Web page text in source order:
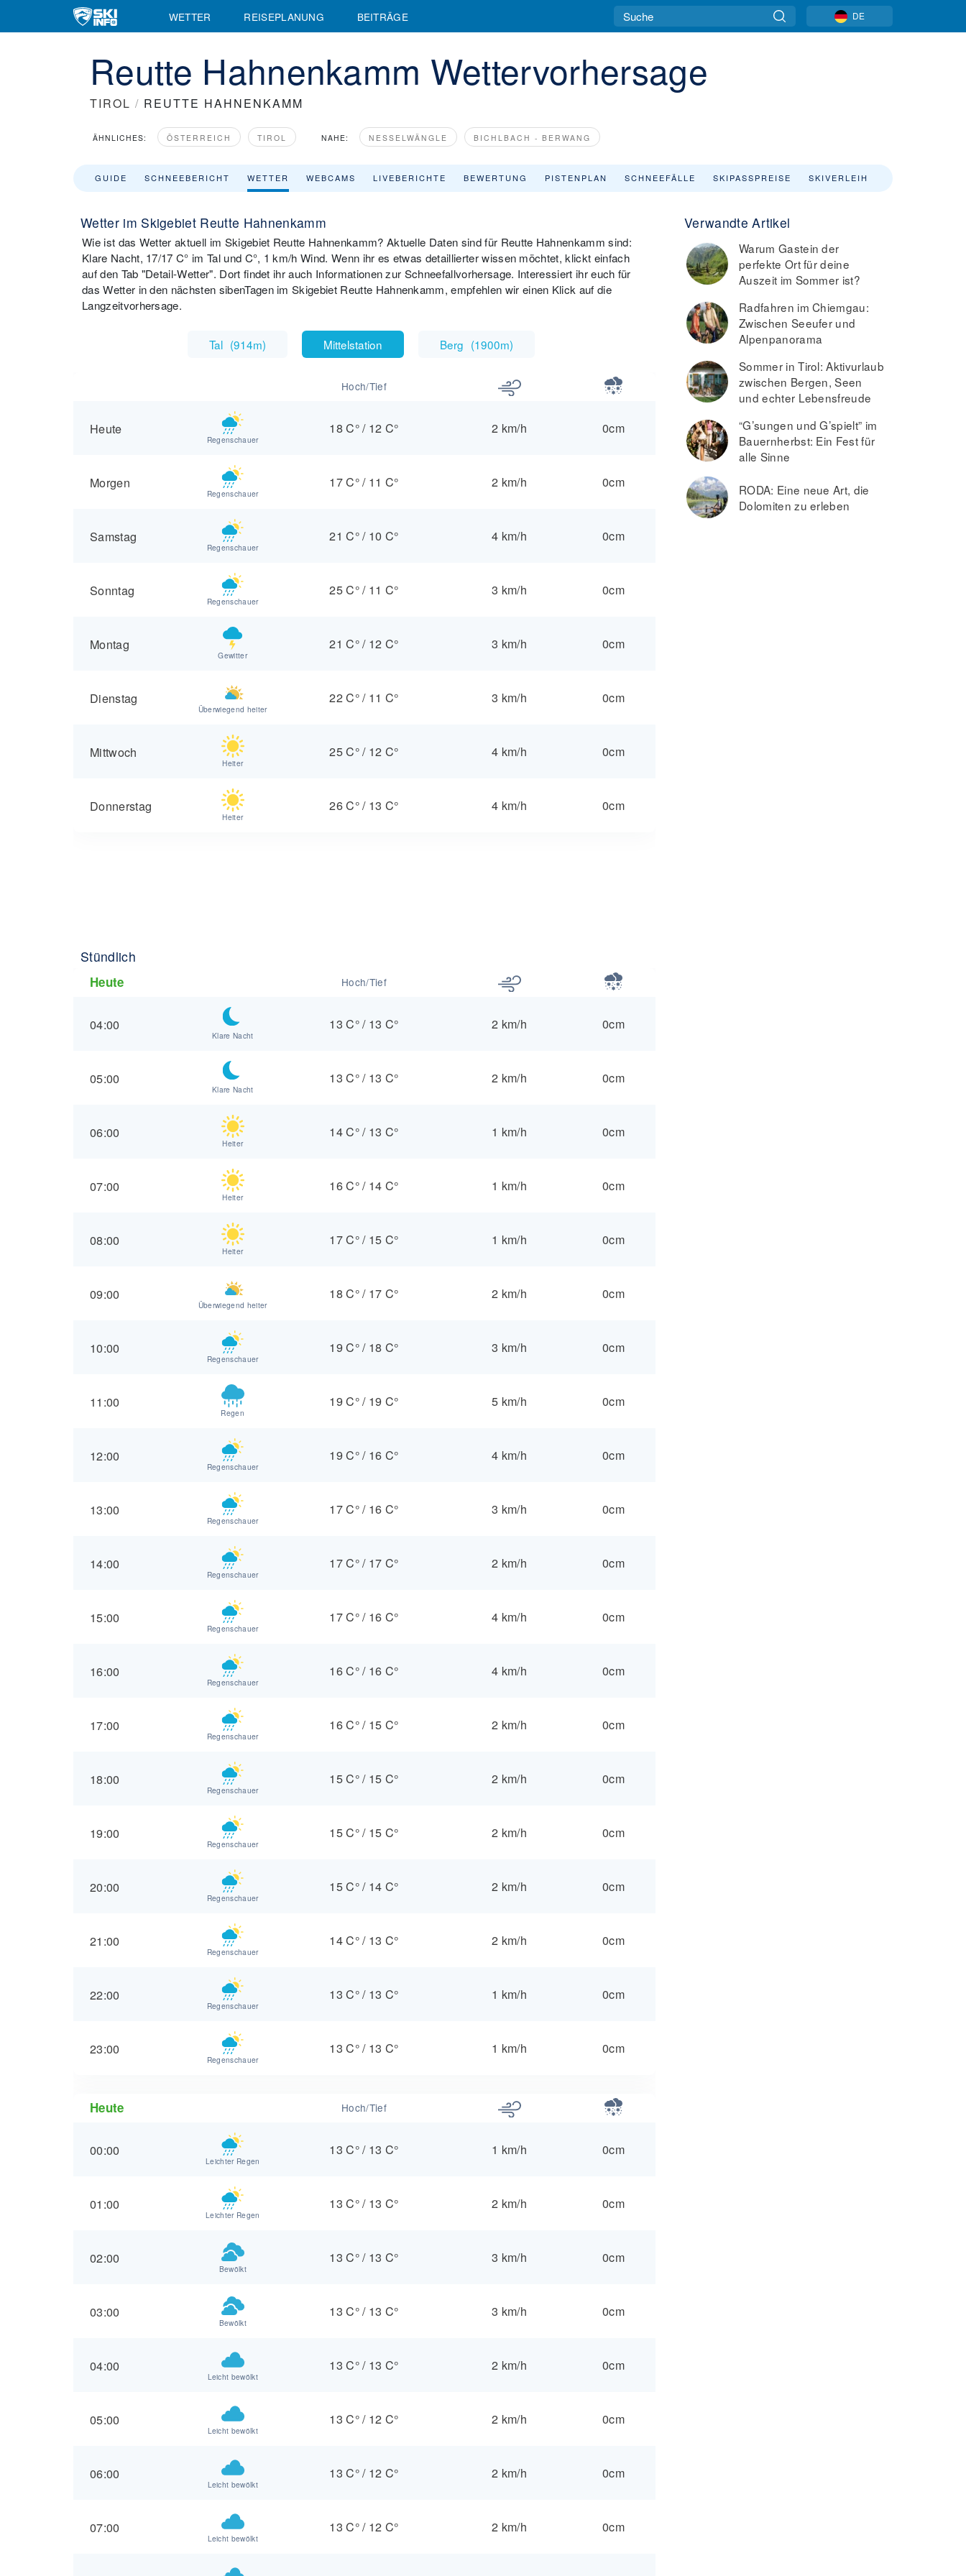
WETTER REISEPLANUNG BEITRÄGE DE
Reutte Hahnenkamm Wettervorhersage
TIROL / REUTTE HAHNENKAMM
ÄHNLICHES: ÖSTERREICH TIROL NAHE: NESSELWÄNGLE BICHLBACH - BERWANG
GUIDE SCHNEEBERICHT WETTER WEBCAMS LIVEBERICHTE BEWERTUNG PISTENPLAN SCHNEEFÄLLE SKIPASSPREISE SKIVERLEIH
Wetter im Skigebiet Reutte Hahnenkamm
Wie ist das Wetter aktuell im Skigebiet Reutte Hahnenkamm? Aktuelle Daten sind für Reutte Hahnenkamm sind:
Klare Nacht, 17/17 C° im Tal und C°, 1 km/h Wind. Wenn ihr es etwas detaillierter wissen möchtet, klickt einfach
auf den Tab "Detail-Wetter". Dort findet ihr auch Informationen zur Schneefallvorhersage. Interessiert ihr euch für
das Wetter in den nächsten sibenTagen im Skigebiet Reutte Hahnenkamm, empfehlen wir einen Klick auf die
Langzeitvorhersage.
Tal (914m) Mittelstation Berg (1900m)
Hoch/Tief
Heute
Regenschauer
18 C°/ 12 C° 2 km/h 0cm
Morgen
Regenschauer
17 C°/ 11 C° 2 km/h 0cm
Samstag
Regenschauer
21 C°/ 10 C° 4 km/h 0cm
Sonntag
Regenschauer
25 C°/ 11 C° 3 km/h 0cm
Montag
Gewitter
21 C°/ 12 C° 3 km/h 0cm
Dienstag
Überwiegend heiter
22 C°/ 11 C° 3 km/h 0cm
Mittwoch
Heiter
25 C°/ 12 C° 4 km/h 0cm
Donnerstag
Heiter
26 C°/ 13 C° 4 km/h 0cm
Stündlich
Heute Hoch/Tief
04:00
Klare Nacht
13 C°/ 13 C° 2 km/h 0cm
05:00
Klare Nacht
13 C°/ 13 C° 2 km/h 0cm
06:00
Heiter
14 C°/ 13 C° 1 km/h 0cm
07:00
Heiter
16 C°/ 14 C° 1 km/h 0cm
08:00
Heiter
17 C°/ 15 C° 1 km/h 0cm
09:00
Überwiegend heiter
18 C°/ 17 C° 2 km/h 0cm
10:00
Regenschauer
19 C°/ 18 C° 3 km/h 0cm
11:00
Regen
19 C°/ 19 C° 5 km/h 0cm
12:00
Regenschauer
19 C°/ 16 C° 4 km/h 0cm
13:00
Regenschauer
17 C°/ 16 C° 3 km/h 0cm
14:00
Regenschauer
17 C°/ 17 C° 2 km/h 0cm
15:00
Regenschauer
17 C°/ 16 C° 4 km/h 0cm
16:00
Regenschauer
16 C°/ 16 C° 4 km/h 0cm
17:00
Regenschauer
16 C°/ 15 C° 2 km/h 0cm
18:00
Regenschauer
15 C°/ 15 C° 2 km/h 0cm
19:00
Regenschauer
15 C°/ 15 C° 2 km/h 0cm
20:00
Regenschauer
15 C°/ 14 C° 2 km/h 0cm
21:00
Regenschauer
14 C°/ 13 C° 2 km/h 0cm
22:00
Regenschauer
13 C°/ 13 C° 1 km/h 0cm
23:00
Regenschauer
13 C°/ 13 C° 1 km/h 0cm
Heute Hoch/Tief
00:00
Leichter Regen
13 C°/ 13 C° 1 km/h 0cm
01:00
Leichter Regen
13 C°/ 13 C° 2 km/h 0cm
02:00
Bewölkt
13 C°/ 13 C° 3 km/h 0cm
03:00
Bewölkt
13 C°/ 13 C° 3 km/h 0cm
04:00
Leicht bewölkt
13 C°/ 13 C° 2 km/h 0cm
05:00
Leicht bewölkt
13 C°/ 12 C° 2 km/h 0cm
06:00
Leicht bewölkt
13 C°/ 12 C° 2 km/h 0cm
07:00
Leicht bewölkt
13 C°/ 12 C° 2 km/h 0cm
Verwandte Artikel
Warum Gastein der
perfekte Ort für deine
Auszeit im Sommer ist?
Radfahren im Chiemgau:
Zwischen Seeufer und
Alpenpanorama
Sommer in Tirol: Aktivurlaub
zwischen Bergen, Seen
und echter Lebensfreude
“G’sungen und G’spielt” im
Bauernherbst: Ein Fest für
alle Sinne
RODA: Eine neue Art, die
Dolomiten zu erleben